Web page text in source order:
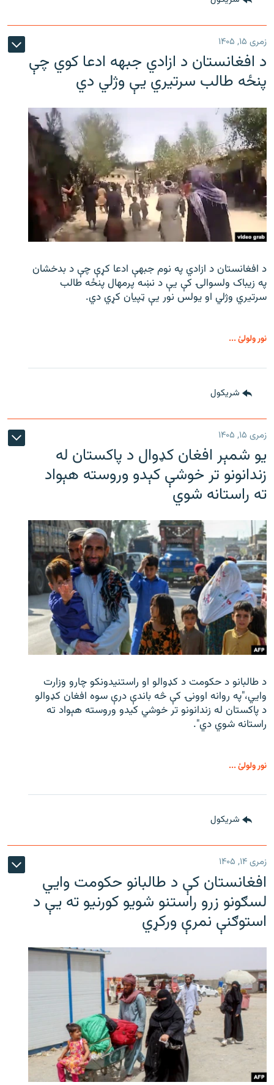
زمری ۱۵, ۱۴۰۵
د افغانستان د ازادي جبهه ادعا کوي چې
پنځه طالب سرتیري يې وژلي دي
د افغانستان د ازادي په نوم جبهې ادعا کړې چې د بدخشان
په زیباک ولسوالۍ کې يې د نښه پرمهال پنځه طالب
سرتیري وژلي او یولس نور يې ټپیان کړي دي.
نور ولولئ ...
شريکول
زمری ۱۵, ۱۴۰۵
یو شمېر افغان کډوال د پاکستان له
زندانونو تر خوشې کېدو وروسته هېواد
ته راستانه شوي
د طالبانو د حکومت د کډوالو او راستنیدونکو چارو وزارت
وايي،"په روانه اوونۍ کې څه باندې درې سوه افغان کډوالو
د پاکستان له زندانونو تر خوشي کیدو وروسته هېواد ته
راستانه شوي دي".
نور ولولئ ...
شريکول
زمری ۱۴, ۱۴۰۵
افغانستان کې د طالبانو حکومت وايي
لسګونو زرو راستنو شویو کورنیو ته یې د
استوګنې نمرې ورکړي